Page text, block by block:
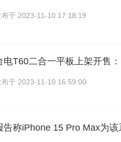
布于 2023-11-10 17:18:19
电T60二合一平板上架开售
布于 2023-11-10 16:59:00
告称iPhone 15 Pro Max为